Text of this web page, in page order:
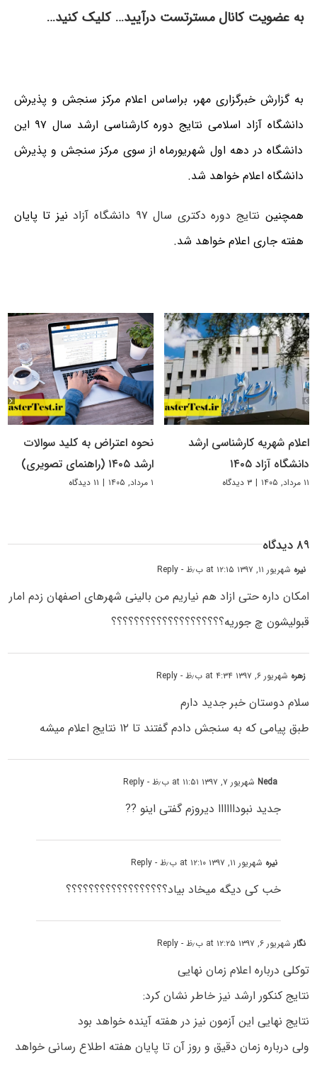
به عضویت کانال مسترتست درآیید… کلیک کنید…
به گزارش خبرگزاری مهر، براساس اعلام مرکز سنجش و پذیرش
دانشگاه آزاد اسلامی نتایج دوره کارشناسی ارشد سال ۹۷ این
دانشگاه در دهه اول شهریورماه از سوی مرکز سنجش و پذیرش
دانشگاه اعلام خواهد شد.
همچنین نتایج دوره دکتری سال ۹۷ دانشگاه آزاد
نیز تا پایان
هفته جاری اعلام خواهد شد.
اعلام شهریه کارشناسی ارشد
دانشگاه آزاد ۱۴۰۵
۱۱ مرداد, ۱۴۰۵ | ۳ دیدگاه
نحوه اعتراض به کلید سوالات
ارشد ۱۴۰۵ (راهنمای تصویری)
۱ مرداد, ۱۴۰۵ | ۱۱ دیدگاه
۸۹ دیدگاه
نیره شهریور ۱۱, ۱۳۹۷ at ۱۲:۱۵ ب٫ظ - Reply
امکان داره حتی ازاد هم نیاریم من بالینی شهرهای اصفهان زدم امار
قبولیشون چ جوریه؟؟؟؟؟؟؟؟؟؟؟؟؟؟؟؟؟؟؟؟
زهره شهریور ۶, ۱۳۹۷ at ۴:۳۴ ب٫ظ - Reply
سلام دوستان خبر جدید دارم
طبق پیامی که به سنجش دادم گفتند تا ۱۲ نتایج اعلام میشه
Nedaشهریور ۷, ۱۳۹۷ at ۱۱:۵۱ ب٫ظ - Reply
جدید نبوداااااا دیروزم گفتی اینو ??
نیره شهریور ۱۱, ۱۳۹۷ at ۱۲:۱۰ ب٫ظ - Reply
خب کی دیگه میخاد بیاد؟؟؟؟؟؟؟؟؟؟؟؟؟؟؟؟؟؟
نگارشهریور ۶, ۱۳۹۷ at ۱۲:۲۵ ب٫ظ - Reply
توکلی درباره اعلام زمان نهایی
نتایج کنکور ارشد نیز خاطر نشان کرد:
نتایج نهایی این آزمون نیز در هفته آینده خواهد بود
ولی درباره زمان دقیق و روز آن تا پایان هفته اطلاع رسانی خواهد